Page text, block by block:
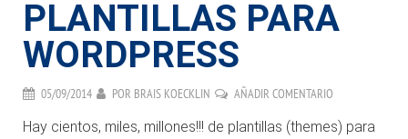
PLANTILLAS PARA
WORDPRESS
05/09/2014 POR BRAIS KOECKLIN AÑADIR COMENTARIO
Hay cientos, miles, millones!!! de plantillas (themes) para